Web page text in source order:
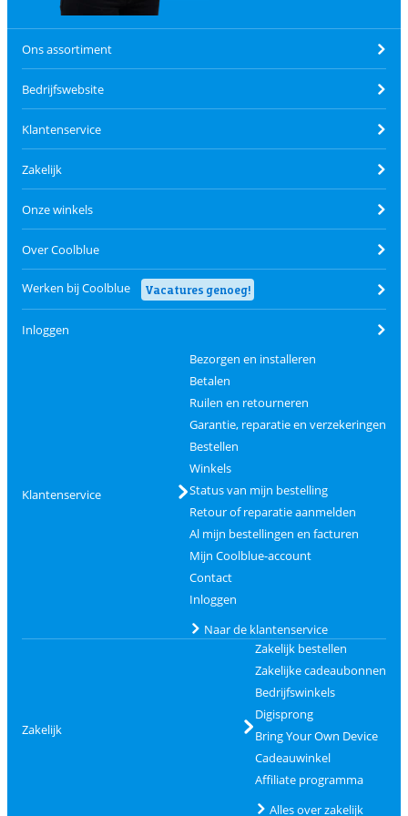
Ons assortiment
Bedrijfswebsite
Klantenservice
Zakelijk
Onze winkels
Over Coolblue
Werken bij Coolblue Vacatures genoeg!
Inloggen
Klantenservice
Bezorgen en installeren
Betalen
Ruilen en retourneren
Garantie, reparatie en verzekeringen
Bestellen
Winkels
Status van mijn bestelling
Retour of reparatie aanmelden
Al mijn bestellingen en facturen
Mijn Coolblue-account
Contact
Inloggen
Naar de klantenservice
Zakelijk
Zakelijk bestellen
Zakelijke cadeaubonnen
Bedrijfswinkels
Digisprong
Bring Your Own Device
Cadeauwinkel
Affiliate programma
Alles over zakelijk